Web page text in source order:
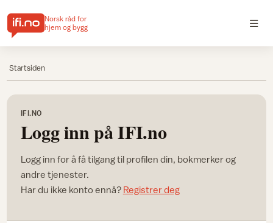
Norsk råd for
hjem og bygg
Startsiden
IFI.NO
Logg inn på IFI.no
Logg inn for å få tilgang til profilen din, bokmerker og
andre tjenester.
Har du ikke konto ennå? Registrer deg